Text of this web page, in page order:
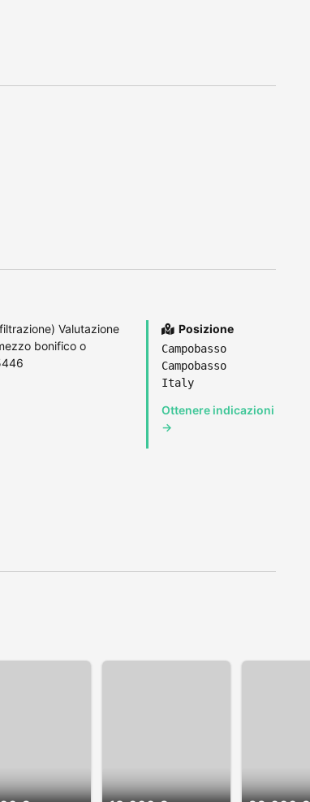
Valutazione
bonifico o
Posizione
Campobasso
Campobasso
Italy
Ottenere indicazioni
→